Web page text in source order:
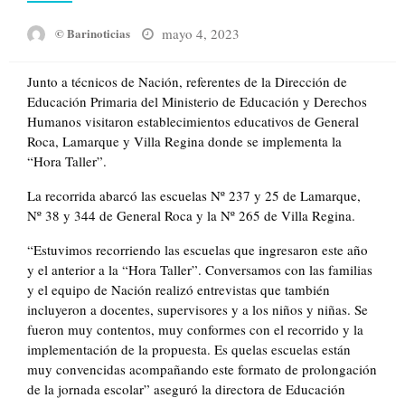
© Barinoticias
Posted
mayo 4, 2023
Junto a técnicos de Nación, referentes de la Dirección de
Educación Primaria del Ministerio de Educación y Derechos
Humanos visitaron establecimientos educativos de General
Roca, Lamarque y Villa Regina donde se implementa la
“Hora Taller”.
La recorrida abarcó las escuelas Nº 237 y 25 de Lamarque,
Nº 38 y 344 de General Roca y la Nº 265 de Villa Regina.
“Estuvimos recorriendo las escuelas que ingresaron este año
y el anterior a la “Hora Taller”. Conversamos con las familias
y el equipo de Nación realizó entrevistas que también
incluyeron a docentes, supervisores y a los niños y niñas. Se
fueron muy contentos, muy conformes con el recorrido y la
implementación de la propuesta. Es quelas escuelas están
muy convencidas acompañando este formato de prolongación
de la jornada escolar” aseguró la directora de Educación